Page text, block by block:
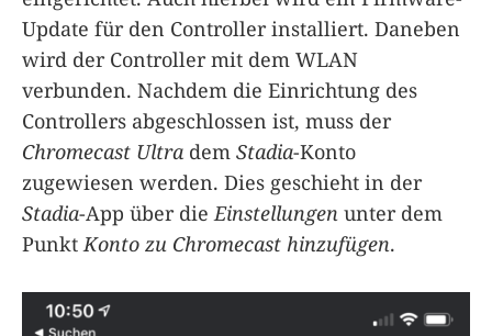
Update für den Controller installiert. Daneben
wird der Controller mit dem WLAN
verbunden. Nachdem die Einrichtung des
Controllers abgeschlossen ist, muss der
Chromecast Ultra dem Stadia-Konto
zugewiesen werden. Dies geschieht in der
Stadia-App über dieEinstellungen unter dem
PunktKonto zu Chromecast hinzufügen.